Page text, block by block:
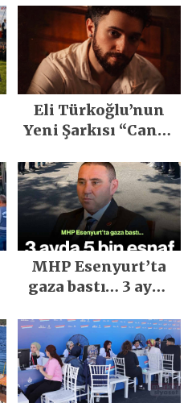
Eli Türkoğlu’nun
Yeni Şarkısı “Canın
İlgi Gördü!..
MHP Esenyurt’ta
gaza bastı… 3 ayda
edildi